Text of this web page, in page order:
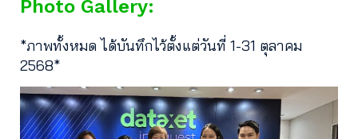
Photo Gallery:
*ภาพทั้งหมด ได้บันทึกไว้ตั้งแต่วันที่ 1-31 ตุลาคม
2568*